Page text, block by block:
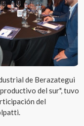
de Berazategui
del sur", tuvo
del